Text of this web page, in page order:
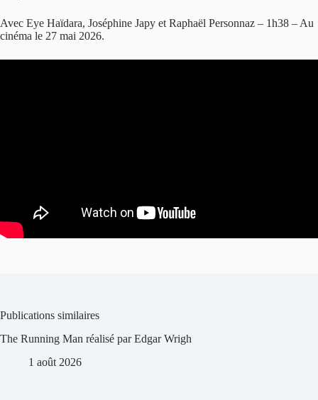
Avec Eye Haïdara, Joséphine Japy et Raphaël Personnaz – 1h38 – Au
cinéma le 27 mai 2026.
Publications similaires
The Running Man réalisé par Edgar Wrigh
1 août 2026